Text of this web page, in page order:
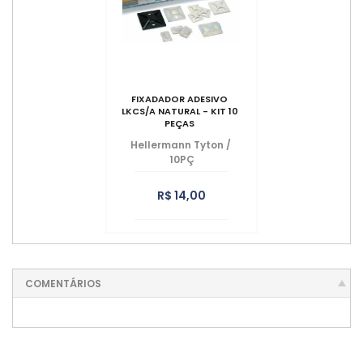
FIXADADOR ADESIVO
LKCS/A NATURAL - KIT 10
PEÇAS
Hellermann Tyton /
10PÇ
R$ 14,00
COMENTÁRIOS